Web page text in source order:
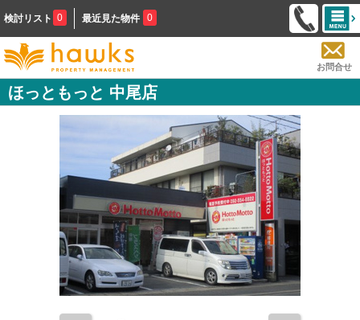
検討リスト 0 最近見た物件 0
お問合せ
ほっともっと 中尾店